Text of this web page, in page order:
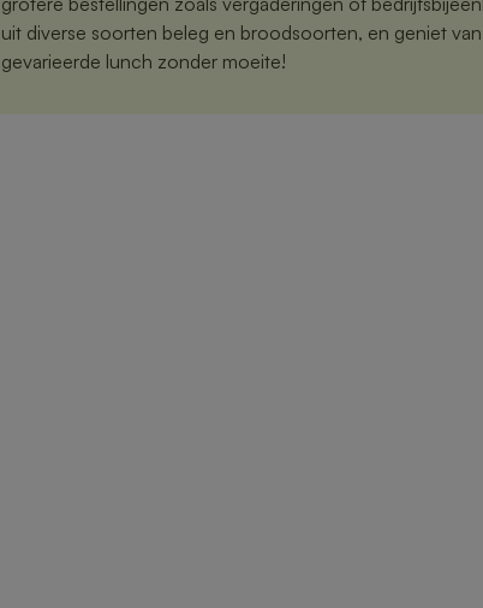
uit diverse soorten beleg en broodsoorten, en geniet
gevarieerde lunch zonder moeite!